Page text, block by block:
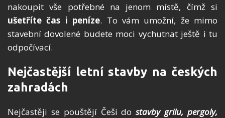
nakoupit vše potřebné na jenom místě, čímž si
ušetříte čas i peníze. To vám umožní, že mimo
stavební dovolené budete moci vychutnat ještě i tu
odpočívací.
Nejčastější letní stavby na českých
zahradách
Nejčastěji se pouštějí Češi do stavby grilu, pergoly,